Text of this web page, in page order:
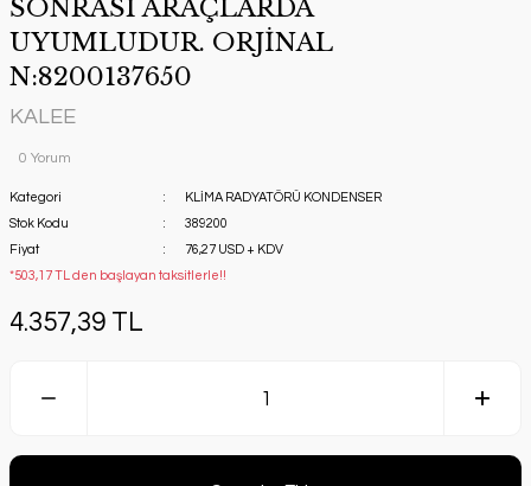
SONRASI ARAÇLARDA
UYUMLUDUR. ORJİNAL
N:8200137650
KALEE
0 Yorum
Kategori
KLİMA RADYATÖRÜ KONDENSER
Stok Kodu
389200
Fiyat
76,27 USD + KDV
*503,17 TL den başlayan taksitlerle!!
4.357,39 TL